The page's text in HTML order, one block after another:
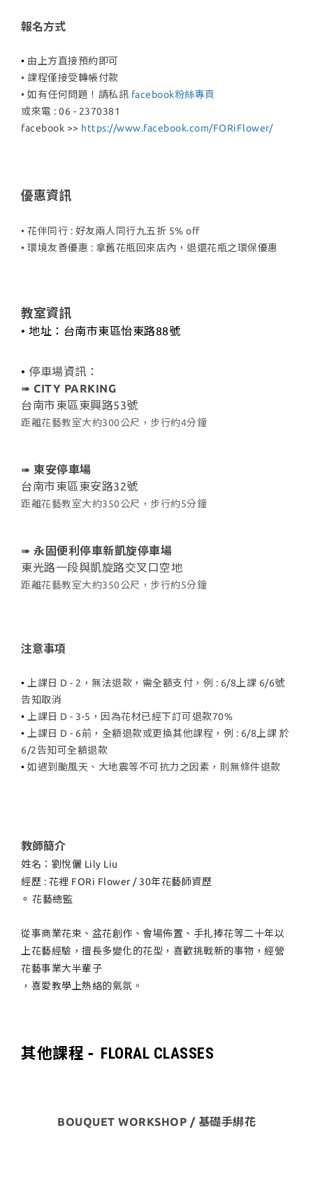
報名方式
• 由上方直接預約即可
• 課程僅接受轉帳付款
• 如有任何問題 ！請私訊 facebook粉絲專頁
或來電 : 06 - 2370381
facebook >> https://www.facebook.com/FORiFlower/
優惠資訊
• 花伴同行 : 好友兩人同行九五折 5% off
• 環境友善優惠 : 拿舊花瓶回來店內 ，退還花瓶之環保優惠
教室資訊
• 地址：台南市東區怡東路88號
• 停車場資訊：
➠ CITY PARKING
台南市東區東興路53號
距離花藝教室大約300公尺，步行約4分鐘
➠ 東安停車場
台南市東區東安路32號
距離花藝教室大約350公尺，步行約5分鐘
➠ 永固便利停車新凱旋停車場
東光路一段與凱旋路交叉口空地
距離花藝教室大約350公尺，步行約5分鐘
注意事項
• 上課日 D - 2，無法退款，需全額支付，例 : 6/8上課 6/6號
告知取消
• 上課日 D - 3-5，因為花材已經下訂可退款70%
• 上課日 D - 6前，全額退款或更換其他課程，例 : 6/8上課 於
6/2告知可全額退款
• 如遇到颱風天、大地震等不可抗力之因素，則無條件退款
教師簡介
姓名：劉悅儷 Lily Liu
經歷 : 花裡 FORi Flower / 30年花藝師資歷
⚬ 花藝總監
從事商業花束、盆花創作、會場佈置、手扎捧花等二十年以
上花藝經驗，擅長多變化的花型，喜歡挑戰新的事物，經營
花藝事業大半輩子
，喜愛教學上熱絡的氣氛。
其他課程 - FLORAL CLASSES
BOUQUET WORKSHOP / 基礎手綁花